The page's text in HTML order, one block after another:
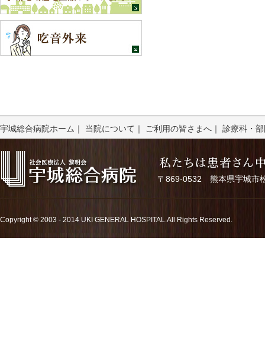
宇城総合病院ホーム ｜ 当院について ｜ ご利用の皆さまへ ｜ 診療科・
〒869-0532 熊本県宇城市
Copyright © 2003 - 2014 UKI GENERAL HOSPITAL.All Rights Reserved.